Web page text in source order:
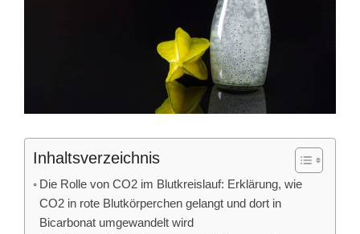
Inhaltsverzeichnis
Die Rolle von CO2 im Blutkreislauf: Erklärung, wie
CO2 in rote Blutkörperchen gelangt und dort in
Bicarbonat umgewandelt wird